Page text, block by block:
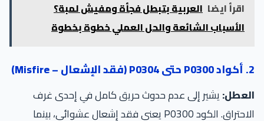
اقرأ ايضا العربية بتبطل فجأة ومفيش لمبة؟
الأسباب الشائعة والحل العملي خطوة بخطوة
2. أكواد P0300 حتى P0304 (فقد الإشعال – Misfire)
العطل:يشير إلى عدم حدوث حريق كامل في إحدى غرف
الاحتراق. الكود P0300 يعني فقد إشعال عشوائي، بينما